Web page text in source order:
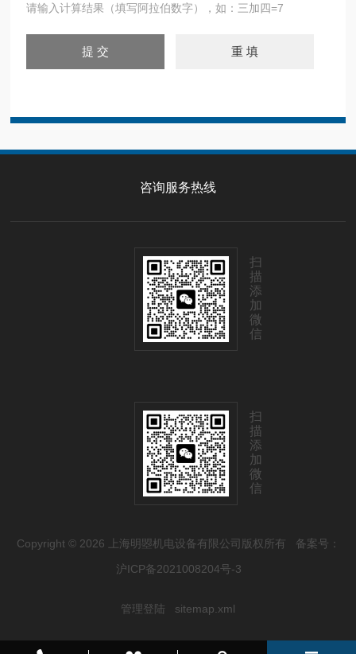
请输入计算结果（填写阿拉伯数字），如：三加四=7
咨询服务热线
扫
描
添
加
微
信
扫
描
添
加
微
信
Copyright © 2026 上海明曌机电设备有限公司版权所有 备案号：
沪ICP备2021008204号-3
管理登陆 sitemap.xml